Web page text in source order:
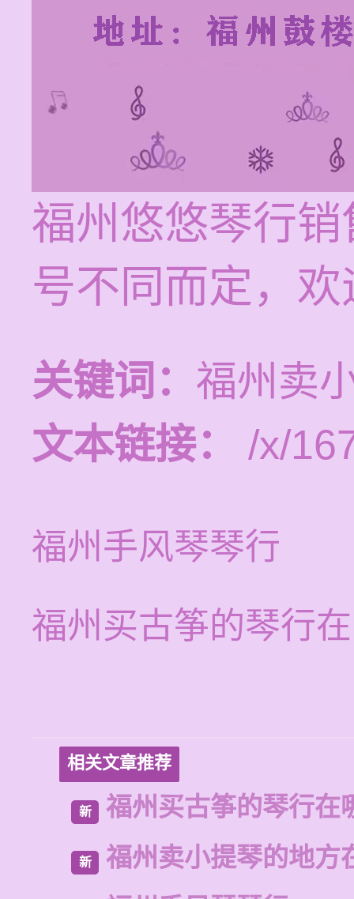
福州悠悠琴行
号不同而定，
关键词： 福州卖
文本链接：
/x/
福州手风琴琴行
福州买古筝的琴行
相关文章推荐
新 福州买古筝的琴行在
新
福州卖小提琴的地方